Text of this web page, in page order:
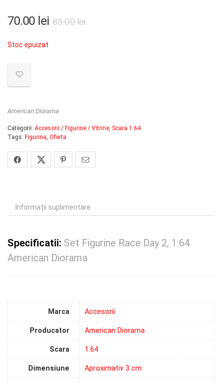
85.00leiPrețul
70.00 lei
Prețul
Stoc epuizat
American Diorama
Categorii: Accesorii / Figurine / Vitrine, Scara 1:64
Tags: Figurina, Oferta
Informații suplimentare
Specificatii: Set Figurine Race Day 2, 1:64
American Diorama
Marca Accesorii
Producator American Diorama
Scara 1:64
Dimensiune Aproximativ 3 cm